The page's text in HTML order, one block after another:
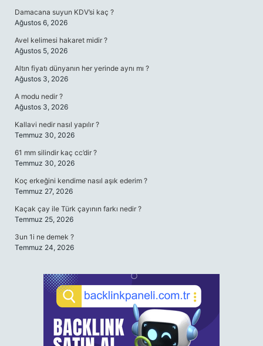
Damacana suyun KDV’si kaç ?
Ağustos 6, 2026
Avel kelimesi hakaret midir ?
Ağustos 5, 2026
Altın fiyatı dünyanın her yerinde aynı mı ?
Ağustos 3, 2026
A modu nedir ?
Ağustos 3, 2026
Kallavi nedir nasıl yapılır ?
Temmuz 30, 2026
61 mm silindir kaç cc’dir ?
Temmuz 30, 2026
Koç erkeğini kendime nasıl aşık ederim ?
Temmuz 27, 2026
Kaçak çay ile Türk çayının farkı nedir ?
Temmuz 25, 2026
3un 1i ne demek ?
Temmuz 24, 2026